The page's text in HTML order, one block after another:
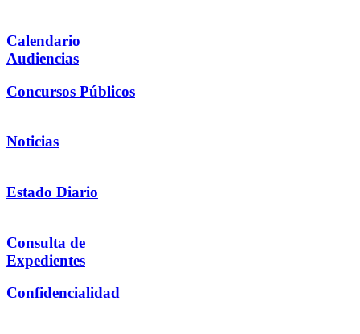
Calendario
Audiencias
Concursos Públicos
Noticias
Estado Diario
Consulta de
Expedientes
Confidencialidad